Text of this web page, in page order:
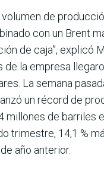
volumen de
con un Brent
de caja”, explicó
de la empresa
La semana
un récord de
millones de barriles
trimestre, 14,1 %
año anterior.